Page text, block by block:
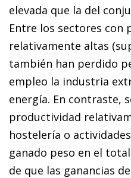
elevada que la del
Entre los sectores con
relativamente altas
también han perdido
empleo la industria
energía. En contraste,
productividad
hostelería o
ganado peso en el
de que las ganancias